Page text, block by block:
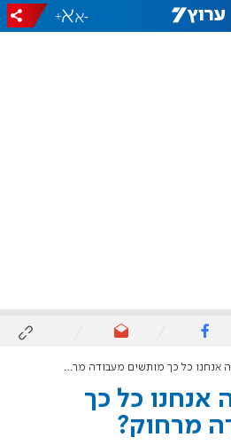
-
+
אנחנו כל כך מותשים מעבודה מרחוק?
אנחנו כל כך
מרחוק?